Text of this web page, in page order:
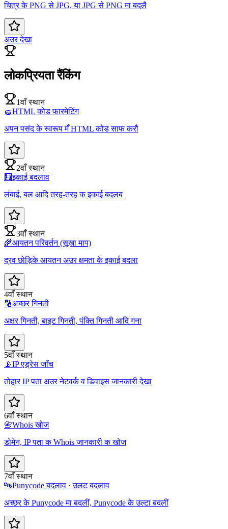
चित्र के PNG से JPG, या JPG से PNG मा बदलै
अउर देखा
लोकप्रियता रैंकिंग
1वाँ स्थान
🧽HTML कोड फारमेटिंग
अपन पसंद के स्वरूप मँ HTML कोड साफ करौ
2वाँ स्थान
🧮इकाई बदलाव
लंबाई, बल आदि तरह-तरह क इकाई बदलब
3वाँ स्थान
🌾आयतन परिवर्तन (सूखा माप)
द्रव छोड़िके आयतन अउर क्षमता के इकाई बदला
4वाँ स्थान
🔢अच्छर गिनती
अक्षर गिनती, बाइट गिनती, पंक्ति गिनती आदि गना
5वाँ स्थान
📡IP एड्रेस जाँच
तोहार IP पता अउर नेटवर्क व डिवाइस जानकारी देखा
6वाँ स्थान
📇Whois खोज
डोमेन, IP पता क Whois जानकारी क खोज
7वाँ स्थान
🔤Punycode बदलाव · उलट बदलाव
अच्छर के Punycode मा बदलीं, Punycode के उल्टा बदलीं